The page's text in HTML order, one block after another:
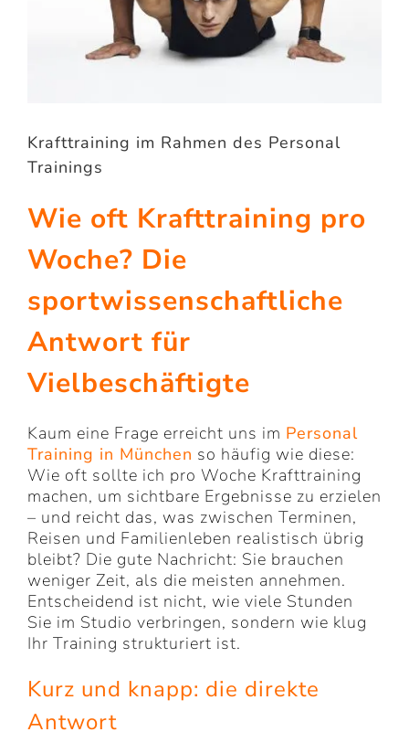
Krafttraining im Rahmen des Personal
Trainings
Wie oft Krafttraining pro
Woche? Die
sportwissenschaftliche
Antwort für
Vielbeschäftigte
Kaum eine Frage erreicht uns im Personal
Training in München so häufig wie diese:
Wie oft sollte ich pro Woche Krafttraining
machen, um sichtbare Ergebnisse zu erzielen
– und reicht das, was zwischen Terminen,
Reisen und Familienleben realistisch übrig
bleibt? Die gute Nachricht: Sie brauchen
weniger Zeit, als die meisten annehmen.
Entscheidend ist nicht, wie viele Stunden
Sie im Studio verbringen, sondern wie klug
Ihr Training strukturiert ist.
Kurz und knapp: die direkte
Antwort